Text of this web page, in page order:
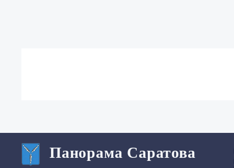
Панорама Саратова